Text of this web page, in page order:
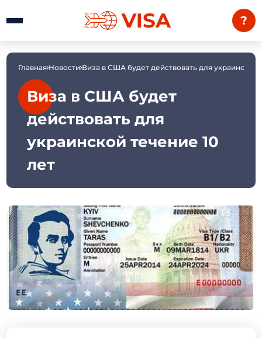
?
Главная Новости Виза в США будет действовать для украинской
Виза в США будет
действовать для
украинской течение 10
лет